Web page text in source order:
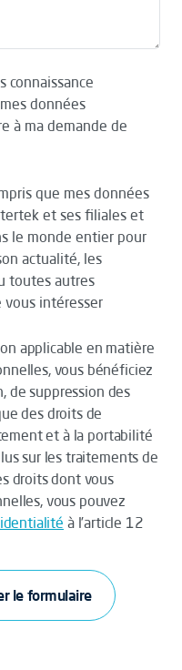
connaissance
données
à ma demande de
que mes données
et ses filiales et
le monde entier pour
actualité, les
toutes autres
intéresser
applicable en matière
vous bénéficiez
de suppression des
des droits de
et à la portabilité
sur les traitements de
droits dont vous
vous pouvez
à l’article 12